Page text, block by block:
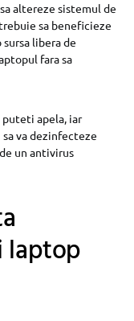
altereze sistemul de
sa beneficieze
libera de
fara sa
apela, iar
va dezinfecteze
un antivirus
laptop